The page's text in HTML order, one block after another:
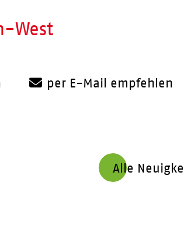
West
per E-Mail empfehlen
Alle